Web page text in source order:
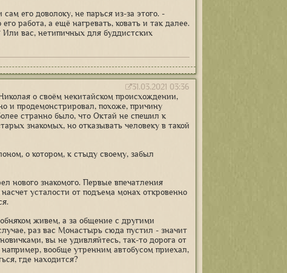
его доволоку, не парься из-за этого. -
работа, а ещё нагревать, ковать и так далее.
Или вас, нетипичных для буддистских
31.03.2021 03:36
о своём некитайском происхождении,
и продемонстрировал, похоже, причину
странно было, что Октай не спешил к
знакомых, но отказывать человеку в такой
о котором, к стыду своему, забыл
нового знакомого. Первые впечатления
усталости от подъема монах откровенно
живем, а за общение с другими
раз вас Монастырь сюда пустил - значит
вы не удивляйтесь, так-то дорога от
вообще утренним автобусом приехал,
где находится?